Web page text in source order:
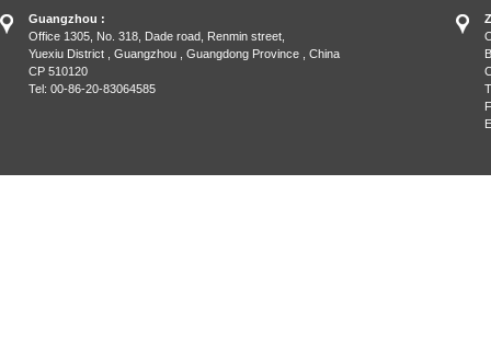
Guangzhou :
Office 1305, No. 318, Dade road, Renmin street,
Yuexiu District , Guangzhou , Guangdong Province , China
CP 510120
Tel: 00-86-20-83064585